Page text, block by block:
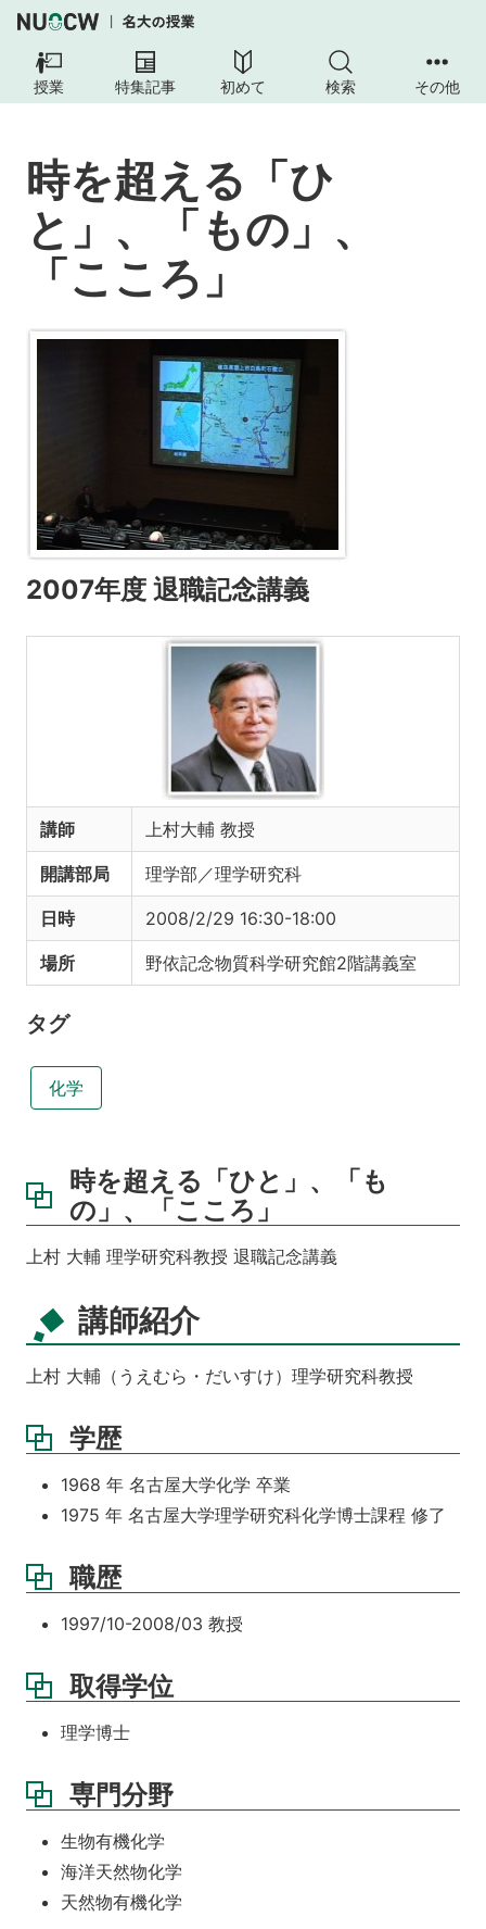
授業 特集記事 初めて 検索 その他
時を超える「ひ
と」、「もの」、
「こころ」
2007年度 退職記念講義
講師 上村大輔 教授
開講部局 理学部／理学研究科
日時 2008/2/29 16:30-18:00
場所 野依記念物質科学研究館2階講義室
タグ
化学
時を超える「ひと」、「も
の」、「こころ」
上村 大輔 理学研究科教授 退職記念講義
講師紹介
上村 大輔（うえむら・だいすけ）理学研究科教授
学歴
1968 年 名古屋大学化学 卒業
1975 年 名古屋大学理学研究科化学博士課程 修了
職歴
1997/10-2008/03 教授
取得学位
理学博士
専門分野
生物有機化学
海洋天然物化学
天然物有機化学